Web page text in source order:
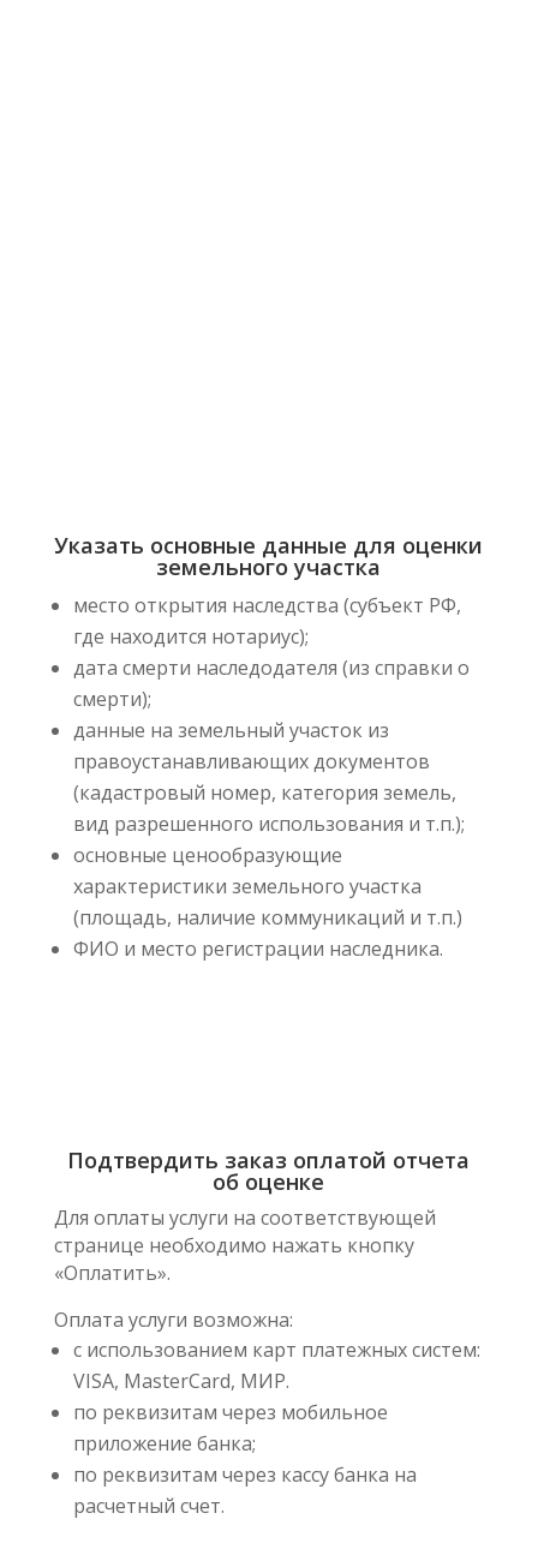
Указать основные данные для оценки
земельного участка
место открытия наследства (субъект РФ,
где находится нотариус);
дата смерти наследодателя (из справки о
смерти);
данные на земельный участок из
правоустанавливающих документов
(кадастровый номер, категория земель,
вид разрешенного использования и т.п.);
основные ценообразующие
характеристики земельного участка
(площадь, наличие коммуникаций и т.п.)
ФИО и место регистрации наследника.
Подтвердить заказ оплатой отчета
об оценке
Для оплаты услуги на соответствующей
странице необходимо нажать кнопку
«Оплатить».
Оплата услуги возможна:
с использованием карт платежных систем:
VISA, MasterCard, МИР.
по реквизитам через мобильное
приложение банка;
по реквизитам через кассу банка на
расчетный счет.